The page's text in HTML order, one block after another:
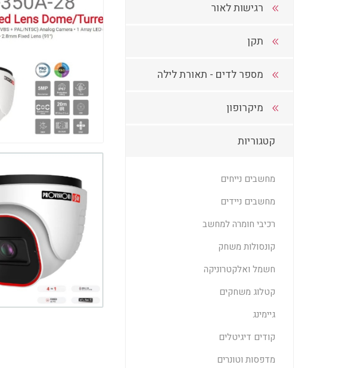
רגישות לאור
תקן
מספר לדים - תאורת לילה
מיקרופון
קטגוריות
מחשבים נייחים
מחשבים ניידים
רכיבי חומרה למחשב
קונסולות משחק
חשמל ואלקטרוניקה
קטלוג משחקים
גיימינג
קודים דיגיטלים
מדפסות וטונרים